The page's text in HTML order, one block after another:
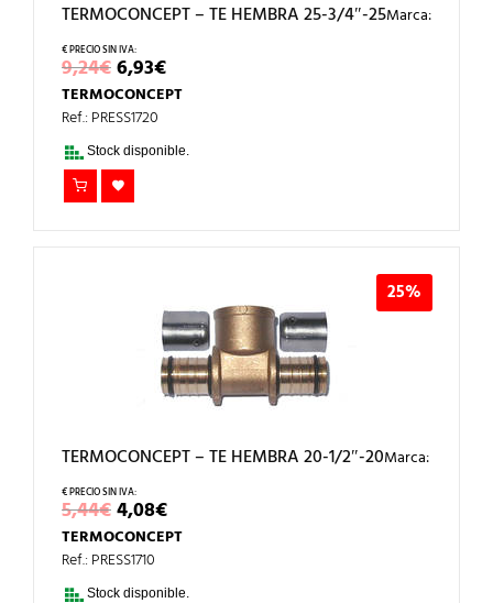
TERMOCONCEPT – TE HEMBRA 25-3/4″-25
9,24€EL
PRECIO
ORIGINAL
ERA:
9,24€.
6,93€EL
PRECIO
ACTUAL
6,93€.
Marca:
TERMOCONCEPT
Ref.: PRESS1720
Stock disponible.
25%
TERMOCONCEPT – TE HEMBRA 20-1/2″-20
5,44€EL
PRECIO
ORIGINAL
ERA:
5,44€.
4,08€EL
PRECIO
ACTUAL
4,08€.
Marca:
TERMOCONCEPT
Ref.: PRESS1710
Stock disponible.